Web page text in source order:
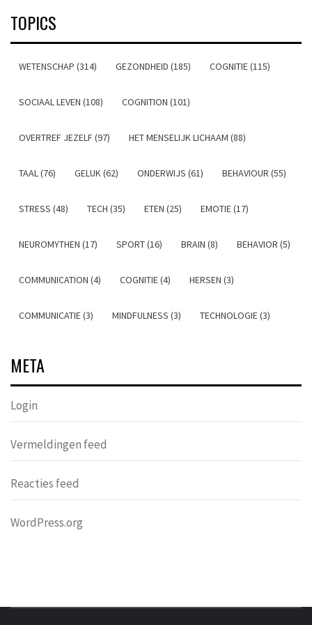
TOPICS
WETENSCHAP (314) GEZONDHEID (185) COGNITIE (115)
SOCIAAL LEVEN (108) COGNITION (101)
OVERTREF JEZELF (97) HET MENSELIJK LICHAAM (88)
TAAL (76) GELUK (62) ONDERWIJS (61) BEHAVIOUR (55)
STRESS (48) TECH (35) ETEN (25) EMOTIE (17)
NEUROMYTHEN (17) SPORT (16) BRAIN (8) BEHAVIOR (5)
COMMUNICATION (4) COGNITIE (4) HERSEN (3)
COMMUNICATIE (3) MINDFULNESS (3) TECHNOLOGIE (3)
META
Login
Vermeldingen feed
Reacties feed
WordPress.org